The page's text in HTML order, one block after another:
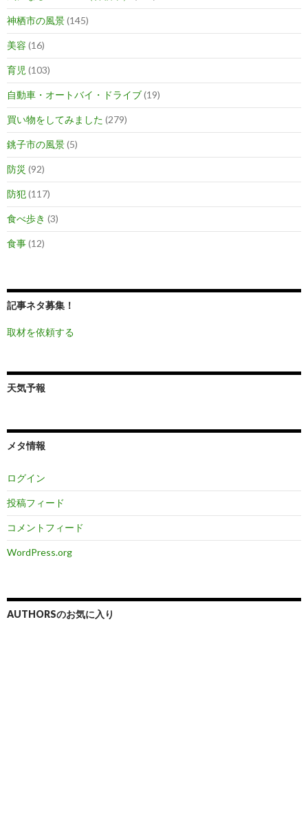
神栖市の風景(145)
美容 (16)
育児 (103)
自動車・オートバイ・ドライブ(19)
買い物をしてみました (279)
銚子市の風景(5)
防災 (92)
防犯(117)
食べ歩き (3)
食事(12)
記事ネタ募集！
取材を依頼する
天気予報
メタ情報
ログイン
投稿フィード
コメントフィード
WordPress.org
AUTHORSのお気に入り